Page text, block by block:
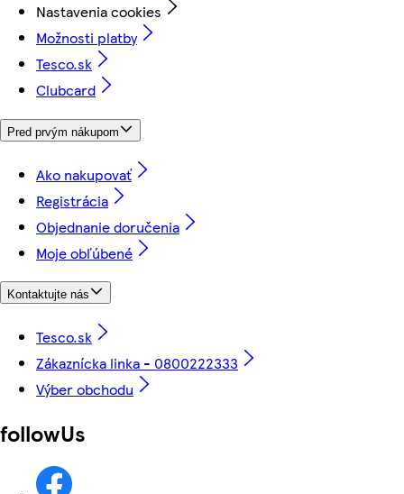
Nastavenia cookies
Možnosti platby
Tesco.sk
Clubcard
Pred prvým nákupom
Ako nakupovať
Registrácia
Objednanie doručenia
Moje obľúbené
Kontaktujte nás
Tesco.sk
Zákaznícka linka - 0800222333
Výber obchodu
followUs